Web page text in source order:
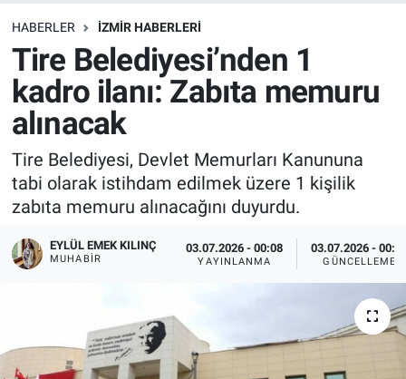
HABERLER İZMİR HABERLERİ
Tire Belediyesi’nden 1
kadro ilanı: Zabıta memuru
alınacak
Tire Belediyesi, Devlet Memurları Kanununa
tabi olarak istihdam edilmek üzere 1 kişilik
zabıta memuru alınacağını duyurdu.
EYLÜL EMEK KILINÇ
MUHABIR
03.07.2026 - 00:08
YAYINLANMA
03.07.2026 -
GÜNCELLEME